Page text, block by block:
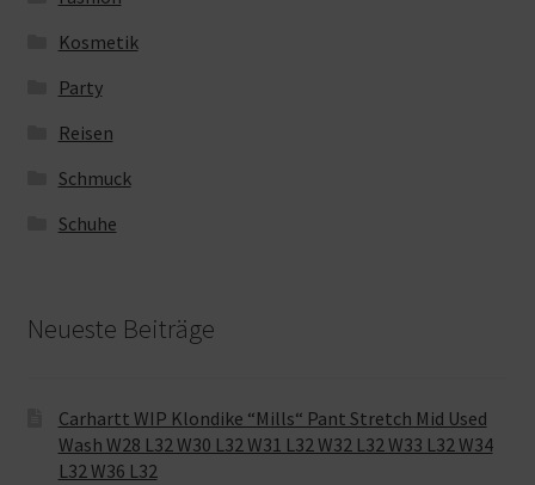
Kosmetik
Party
Reisen
Schmuck
Schuhe
Neueste Beiträge
Carhartt WIP Klondike “Mills“ Pant Stretch Mid Used
Wash W28 L32 W30 L32 W31 L32 W32 L32 W33 L32 W34
L32 W36 L32